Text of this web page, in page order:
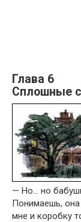
Глава 6
Сплошные
— Но… но
Понимаешь, она
мне и коробку